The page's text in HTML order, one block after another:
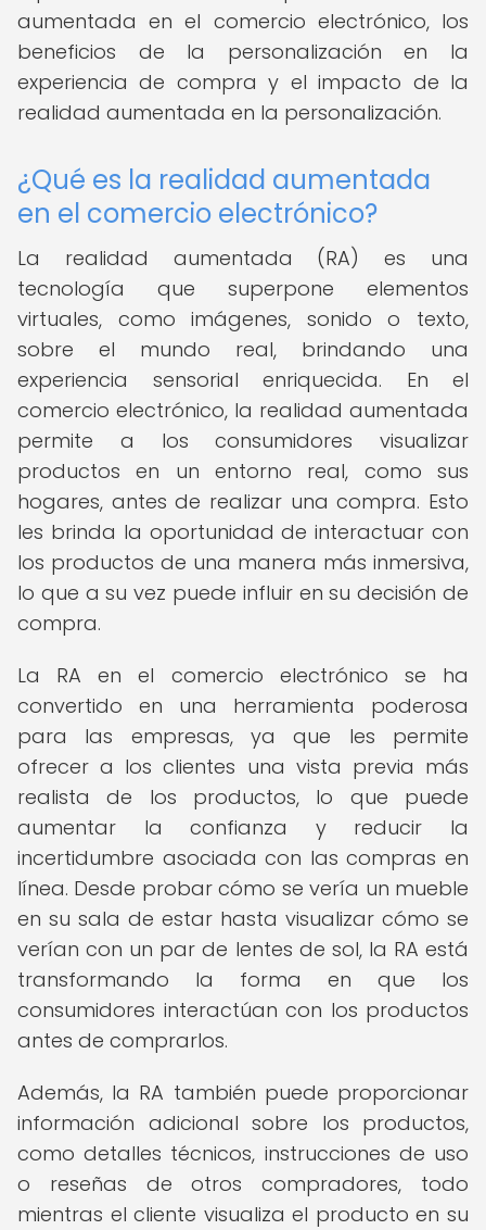
aumentada en el comercio electrónico, los
beneficios de la personalización en la
experiencia de compra y el impacto de la
realidad aumentada en la personalización.
¿Qué es la realidad aumentada
en el comercio electrónico?
La realidad aumentada (RA) es una
tecnología que superpone elementos
virtuales, como imágenes, sonido o texto,
sobre el mundo real, brindando una
experiencia sensorial enriquecida. En el
comercio electrónico, la realidad aumentada
permite a los consumidores visualizar
productos en un entorno real, como sus
hogares, antes de realizar una compra. Esto
les brinda la oportunidad de interactuar con
los productos de una manera más inmersiva,
lo que a su vez puede influir en su decisión de
compra.
La RA en el comercio electrónico se ha
convertido en una herramienta poderosa
para las empresas, ya que les permite
ofrecer a los clientes una vista previa más
realista de los productos, lo que puede
aumentar la confianza y reducir la
incertidumbre asociada con las compras en
línea. Desde probar cómo se vería un mueble
en su sala de estar hasta visualizar cómo se
verían con un par de lentes de sol, la RA está
transformando la forma en que los
consumidores interactúan con los productos
antes de comprarlos.
Además, la RA también puede proporcionar
información adicional sobre los productos,
como detalles técnicos, instrucciones de uso
o reseñas de otros compradores, todo
mientras el cliente visualiza el producto en su